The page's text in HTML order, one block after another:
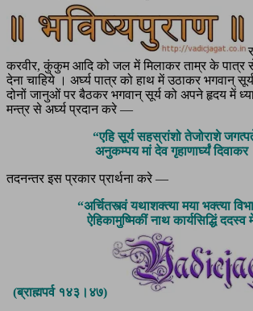
करवीर, कुंकुम आदि को जल में मिलाकर ताम्र के पात्र से
देना चाहिये । अर्घ्य पात्र को हाथ में उठाकर भगवान्
दोनों जानुओं पर बैठकर भगवान् सूर्य को अपने हृदय में
मन्त्र से अर्घ्य प्रदान करे —
“एहि सूर्य सहस्रांशो तेजोराशे
अनुकम्पय मां देव गृहाणार्घ्यं
तदनन्तर इस प्रकार प्रार्थना करे —
“अर्चितस्त्वं यथाशक्त्या मया भक्त्या
ऐहिकामुष्मिकीं नाथ कार्यसिद्धिं
(ब्राह्मपर्व १४३।४७)